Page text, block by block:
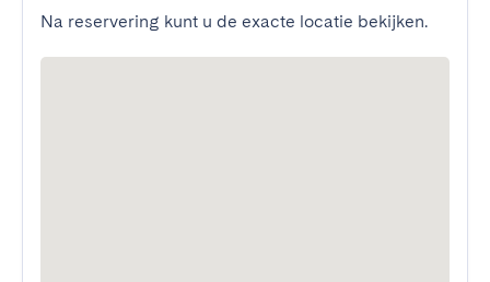
Na reservering kunt u de exacte locatie bekijken.